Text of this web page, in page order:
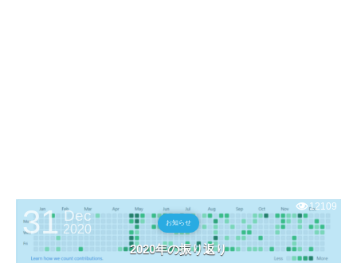
お知らせ
2020年の振り返り
31 Dec
2020
12109